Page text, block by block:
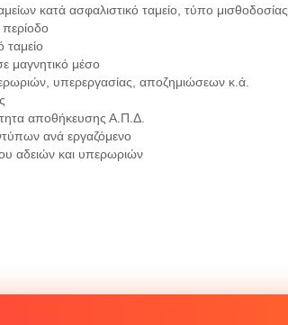
κατά ασφαλιστικό ταμείο, τύπο μισθοδοσίας,
περίοδο
ταμείο
μαγνητικό μέσο
υπερεργασίας, αποζημιώσεων κ.ά.
αποθήκευσης Α.Π.Δ.
ανά εργαζόμενο
αδειών και υπερωριών